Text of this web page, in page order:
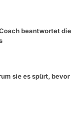
beantwortet die
sie es spürt, bevor